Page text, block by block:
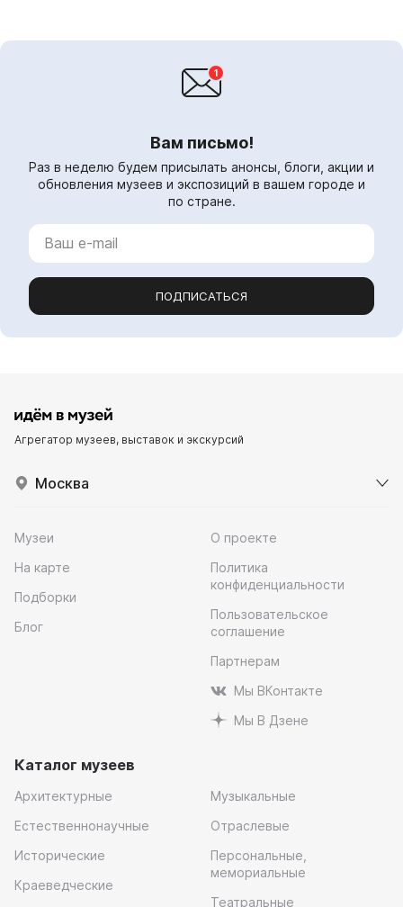
Вам письмо!
Раз в неделю будем присылать анонсы, блоги, акции и
обновления музеев и экспозиций в вашем городе и
по стране.
ПОДПИСАТЬСЯ
Агрегатор музеев, выставок и экскурсий
Москва
Музеи
На карте
Подборки
Блог
О проекте
Политика
конфиденциальности
Пользовательское
соглашение
Партнерам
Мы ВКонтакте
Мы В Дзене
Каталог музеев
Архитектурные
Естественнонаучные
Исторические
Краеведческие
Музыкальные
Отраслевые
Персональные,
мемориальные
Театральные